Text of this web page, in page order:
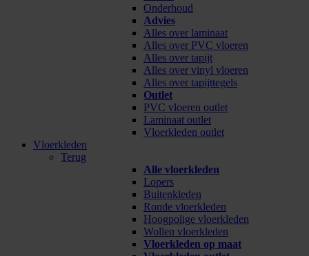
Onderhoud
Advies
Alles over laminaat
Alles over PVC vloeren
Alles over tapijt
Alles over vinyl vloeren
Alles over tapijttegels
Outlet
PVC vloeren outlet
Laminaat outlet
Vloerkleden outlet
Vloerkleden
Terug
Alle vloerkleden
Lopers
Buitenkleden
Ronde vloerkleden
Hoogpolige vloerkleden
Wollen vloerkleden
Vloerkleden op maat